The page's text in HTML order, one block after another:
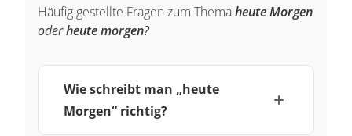
Häufig gestellte Fragen zum Themaheute Morgen
oderheute morgen?
Wie schreibt man „heute
Morgen“ richtig?